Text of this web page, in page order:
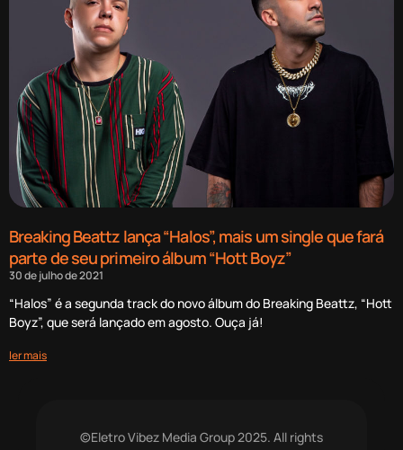
Breaking Beattz lança “Halos”, mais um single que fará
parte de seu primeiro álbum “Hott Boyz”
30 de julho de 2021
“Halos” é a segunda track do novo álbum do Breaking Beattz, “Hott
Boyz”, que será lançado em agosto. Ouça já!
ler mais
©Eletro Vibez Media Group 2025. All rights